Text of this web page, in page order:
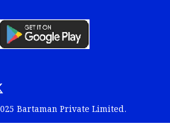
Bartaman Private Limited.